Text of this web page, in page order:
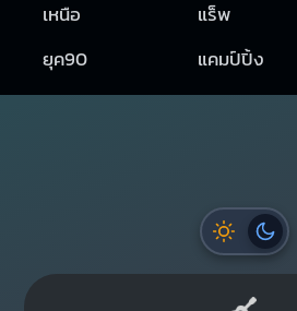
เหนือ
แร็พ
ยุค90
แคมป์ปิ้ง